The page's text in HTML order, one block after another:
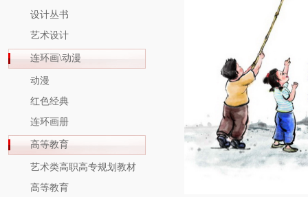
设计丛书
艺术设计
连环画\动漫
动漫
红色经典
连环画册
高等教育
艺术类高职高专规划教材
高等教育